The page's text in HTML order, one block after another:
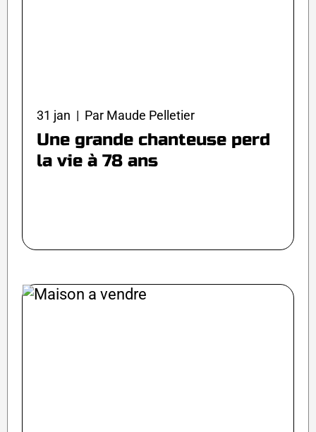
31 jan | Par Maude Pelletier
Une grande chanteuse perd
la vie à 78 ans